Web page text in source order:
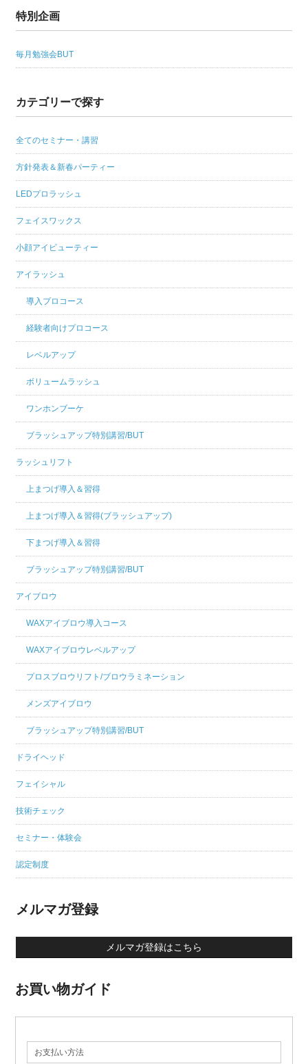
特別企画
毎月勉強会BUT
カテゴリーで探す
全てのセミナー・講習
方針発表＆新春パーティー
LEDプロラッシュ
フェイスワックス
小顔アイビューティー
アイラッシュ
導入プロコース
経験者向けプロコース
レベルアップ
ボリュームラッシュ
ワンホンブーケ
ブラッシュアップ特別講習/BUT
ラッシュリフト
上まつげ導入＆習得
上まつげ導入＆習得(ブラッシュアップ)
下まつげ導入＆習得
ブラッシュアップ特別講習/BUT
アイブロウ
WAXアイブロウ導入コース
WAXアイブロウレベルアップ
プロスブロウリフト/ブロウラミネーション
メンズアイブロウ
ブラッシュアップ特別講習/BUT
ドライヘッド
フェイシャル
技術チェック
セミナー・体験会
認定制度
メルマガ登録
メルマガ登録はこちら
お買い物ガイド
お支払い方法